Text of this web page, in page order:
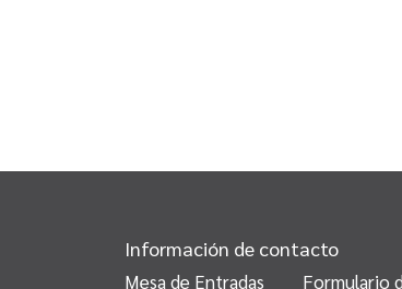
Información de contacto
Mesa de Entradas Formulario